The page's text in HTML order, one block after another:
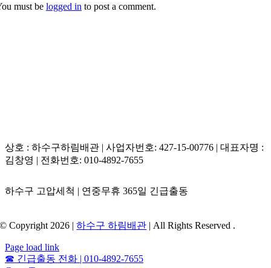
must be logged in to post a comment.
상호 : 하수구하림배관 | 사업자번호: 427-15-00776 | 대표자명 :
김창영 | 전화번호: 010-4892-7655
하수구 고압세척 | 연중무휴 365일 긴급출동
© Copyright 2026 |하수구 하림배관 | All Rights Reserved .
Page load link
☎ 긴급출동 전화 | 010-4892-7655